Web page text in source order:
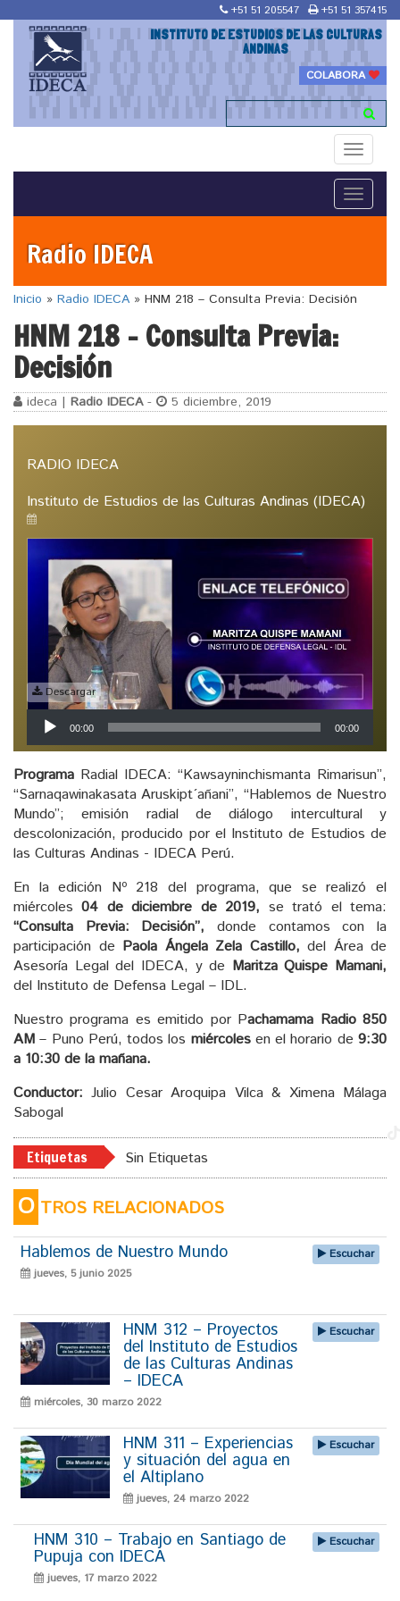
+51 51 205547 +51 51 357415
INSTITUTO DE ESTUDIOS DE LAS CULTURAS
ANDINAS
COLABORA
Toggle
Toggle
Radio IDECA
Inicio » Radio IDECA » HNM 218 – Consulta Previa: Decisión
HNM 218 – Consulta Previa:
Decisión
ideca | Radio IDECA- 5 diciembre, 2019
RADIO IDECA
Instituto de Estudios de las Culturas Andinas (IDECA)
Descargar
Reproductor
de
audio
00:00 00:00
Programa Radial IDECA: “Kawsayninchismanta Rimarisun”,
“Sarnaqawinakasata Aruskipt´añani”, “Hablemos de Nuestro
Mundo”; emisión radial de diálogo intercultural y
descolonización, producido por el Instituto de Estudios de
las Culturas Andinas - IDECA Perú.
En la edición Nº 218 del programa, que se realizó el
miércoles04 de diciembre de 2019, se trató el tema:
“Consulta Previa: Decisión”, donde contamos con la
participación de Paola Ángela Zela Castillo, del Área de
Asesoría Legal del IDECA, y de Maritza Quispe Mamani,
del Instituto de Defensa Legal – IDL.
Nuestro programa es emitido por Pachamama Radio 850
AM – Puno Perú, todos los miércolesen el horario de9:30
a 10:30 de la mañana.
Conductor: Julio Cesar Aroquipa Vilca & Ximena Málaga
Sabogal
Etiquetas Sin Etiquetas
O TROS RELACIONADOS
Hablemos de Nuestro Mundo
jueves, 5 junio 2025
Escuchar
HNM 312 – Proyectos
del Instituto de Estudios
de las Culturas Andinas
– IDECA
miércoles, 30 marzo 2022
Escuchar
HNM 311 – Experiencias
y situación del agua en
el Altiplano
jueves, 24 marzo 2022
Escuchar
HNM 310 – Trabajo en Santiago de
Pupuja con IDECA
jueves, 17 marzo 2022
Escuchar